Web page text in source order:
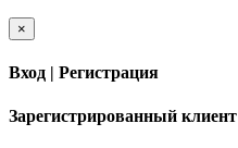
×
Вход | Регистрация
Зарегистрированный клиент